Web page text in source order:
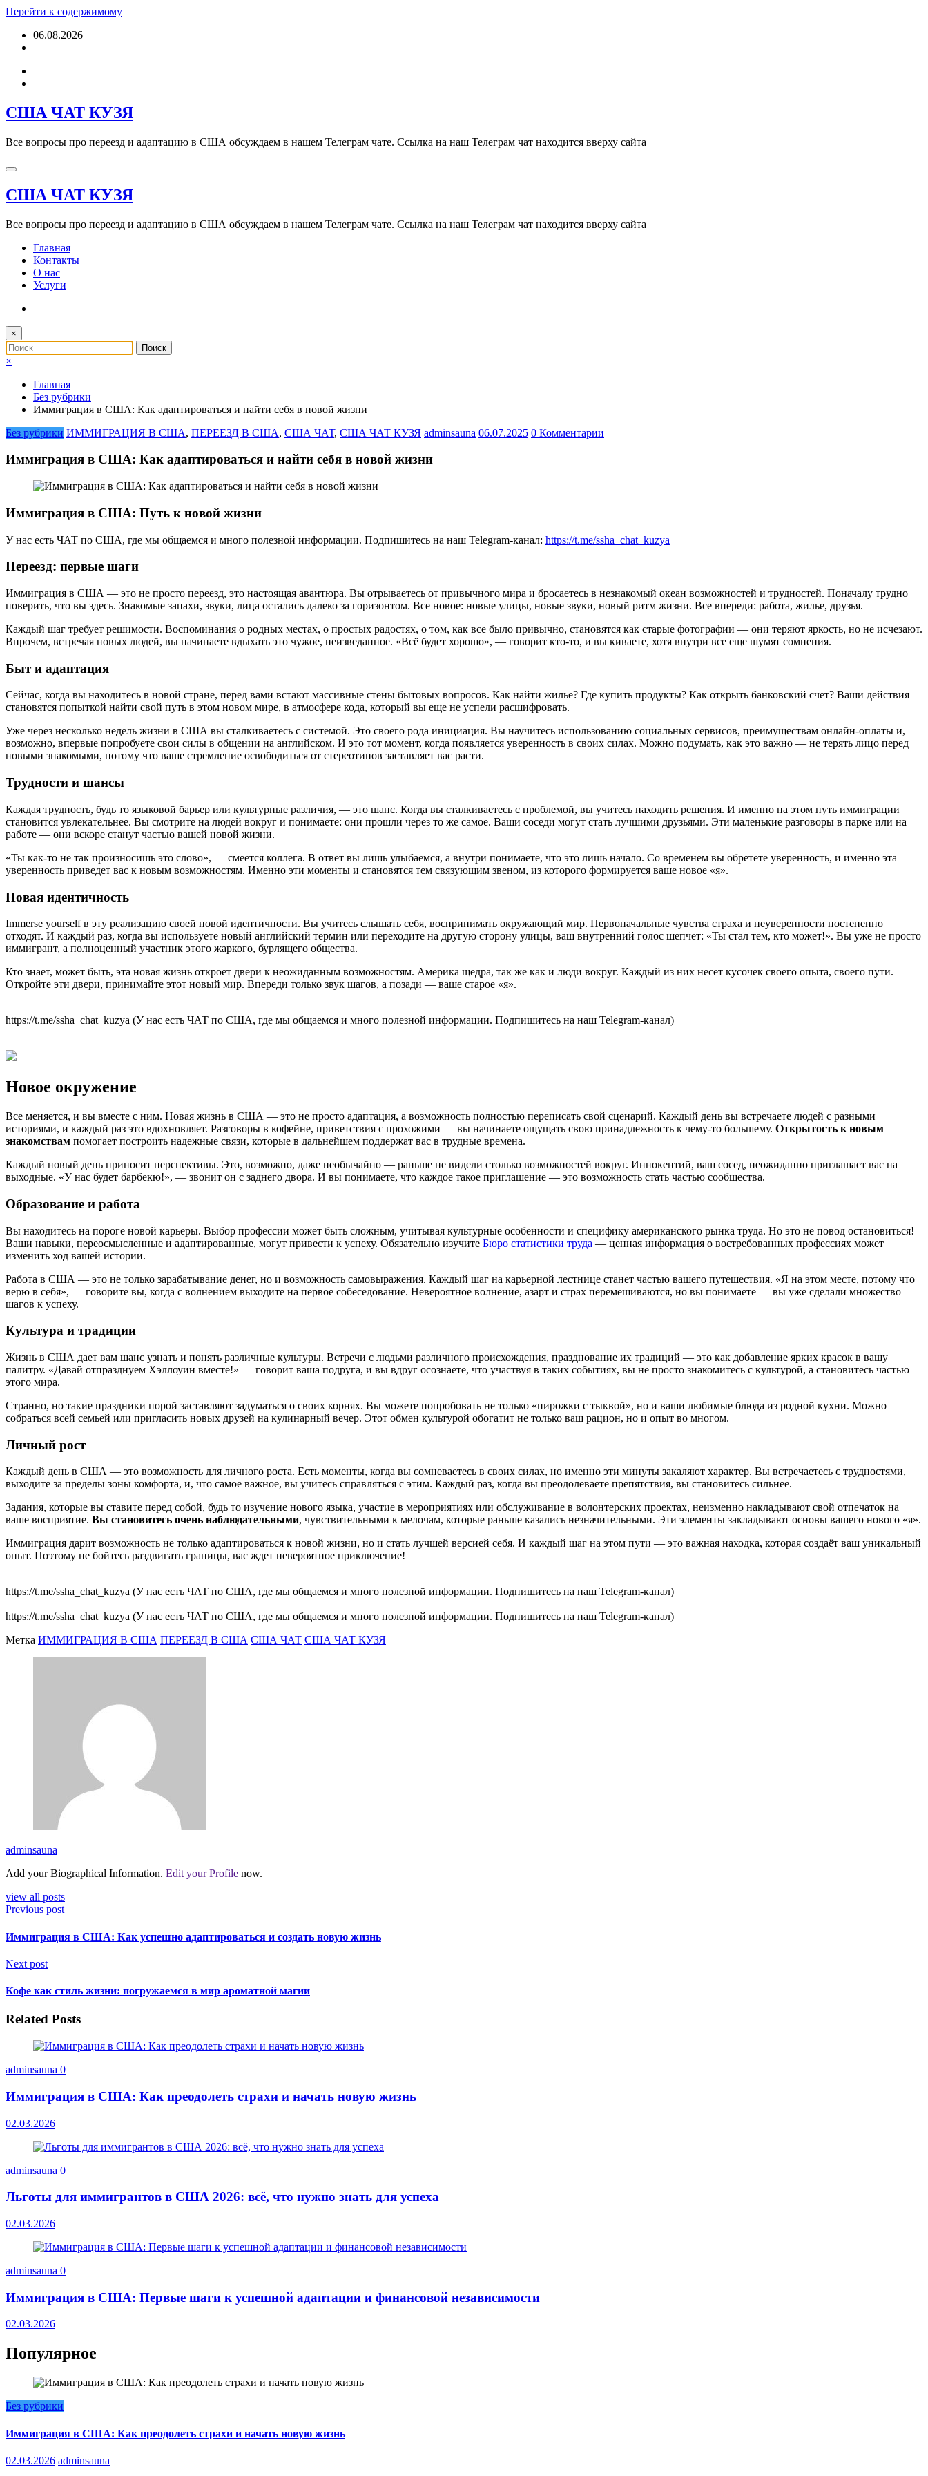
Перейти к содержимому
06.08.2026
США ЧАТ КУЗЯ
Все вопросы про переезд и адаптацию в США обсуждаем в нашем Телеграм чате. Ссылка на наш Телеграм чат находится вверху сайта
США ЧАТ КУЗЯ
Все вопросы про переезд и адаптацию в США обсуждаем в нашем Телеграм чате. Ссылка на наш Телеграм чат находится вверху сайта
Главная
Контакты
О нас
Услуги
×
×
Главная
Без рубрики
Иммиграция в США: Как адаптироваться и найти себя в новой жизни
Без рубрики ИММИГРАЦИЯ В США, ПЕРЕЕЗД В США, США ЧАТ, США ЧАТ КУЗЯ adminsauna 06.07.2025 0 Комментарии
Иммиграция в США: Как адаптироваться и найти себя в новой жизни
Иммиграция в США: Путь к новой жизни
У нас есть ЧАТ по США, где мы общаемся и много полезной информации. Подпишитесь на наш Telegram-канал: https://t.me/ssha_chat_kuzya
Переезд: первые шаги
Иммиграция в США — это не просто переезд, это настоящая авантюра. Вы отрываетесь от привычного мира и бросаетесь в незнакомый океан возможностей и трудностей. Поначалу трудно
поверить, что вы здесь. Знакомые запахи, звуки, лица остались далеко за горизонтом. Все новое: новые улицы, новые звуки, новый ритм жизни. Все впереди: работа, жилье, друзья.
Каждый шаг требует решимости. Воспоминания о родных местах, о простых радостях, о том, как все было привычно, становятся как старые фотографии — они теряют яркость, но не исчезают.
Впрочем, встречая новых людей, вы начинаете вдыхать это чужое, неизведанное. «Всё будет хорошо», — говорит кто-то, и вы киваете, хотя внутри все еще шумят сомнения.
Быт и адаптация
Сейчас, когда вы находитесь в новой стране, перед вами встают массивные стены бытовых вопросов. Как найти жилье? Где купить продукты? Как открыть банковский счет? Ваши действия
становятся попыткой найти свой путь в этом новом мире, в атмосфере кода, который вы еще не успели расшифровать.
Уже через несколько недель жизни в США вы сталкиваетесь с системой. Это своего рода инициация. Вы научитесь использованию социальных сервисов, преимуществам онлайн-оплаты и,
возможно, впервые попробуете свои силы в общении на английском. И это тот момент, когда появляется уверенность в своих силах. Можно подумать, как это важно — не терять лицо перед
новыми знакомыми, потому что ваше стремление освободиться от стереотипов заставляет вас расти.
Трудности и шансы
Каждая трудность, будь то языковой барьер или культурные различия, — это шанс. Когда вы сталкиваетесь с проблемой, вы учитесь находить решения. И именно на этом путь иммиграции
становится увлекательнее. Вы смотрите на людей вокруг и понимаете: они прошли через то же самое. Ваши соседи могут стать лучшими друзьями. Эти маленькие разговоры в парке или на
работе — они вскоре станут частью вашей новой жизни.
«Ты как-то не так произносишь это слово», — смеется коллега. В ответ вы лишь улыбаемся, а внутри понимаете, что это лишь начало. Со временем вы обретете уверенность, и именно эта
уверенность приведет вас к новым возможностям. Именно эти моменты и становятся тем связующим звеном, из которого формируется ваше новое «я».
Новая идентичность
Immerse yourself в эту реализацию своей новой идентичности. Вы учитесь слышать себя, воспринимать окружающий мир. Первоначальные чувства страха и неуверенности постепенно
отходят. И каждый раз, когда вы используете новый английский термин или переходите на другую сторону улицы, ваш внутренний голос шепчет: «Ты стал тем, кто может!». Вы уже не просто
иммигрант, а полноценный участник этого жаркого, бурлящего общества.
Кто знает, может быть, эта новая жизнь откроет двери к неожиданным возможностям. Америка щедра, так же как и люди вокруг. Каждый из них несет кусочек своего опыта, своего пути.
Откройте эти двери, принимайте этот новый мир. Впереди только звук шагов, а позади — ваше старое «я».
https://t.me/ssha_chat_kuzya (У нас есть ЧАТ по США, где мы общаемся и много полезной информации. Подпишитесь на наш Telegram-канал)
Новое окружение
Все меняется, и вы вместе с ним. Новая жизнь в США — это не просто адаптация, а возможность полностью переписать свой сценарий. Каждый день вы встречаете людей с разными
историями, и каждый раз это вдохновляет. Разговоры в кофейне, приветствия с прохожими — вы начинаете ощущать свою принадлежность к чему-то большему. Открытость к новым
знакомствам помогает построить надежные связи, которые в дальнейшем поддержат вас в трудные времена.
Каждый новый день приносит перспективы. Это, возможно, даже необычайно — раньше не видели столько возможностей вокруг. Иннокентий, ваш сосед, неожиданно приглашает вас на
выходные. «У нас будет барбекю!», — звонит он с заднего двора. И вы понимаете, что каждое такое приглашение — это возможность стать частью сообщества.
Образование и работа
Вы находитесь на пороге новой карьеры. Выбор профессии может быть сложным, учитывая культурные особенности и специфику американского рынка труда. Но это не повод остановиться!
Ваши навыки, переосмысленные и адаптированные, могут привести к успеху. Обязательно изучите Бюро статистики труда — ценная информация о востребованных профессиях может
изменить ход вашей истории.
Работа в США — это не только зарабатывание денег, но и возможность самовыражения. Каждый шаг на карьерной лестнице станет частью вашего путешествия. «Я на этом месте, потому что
верю в себя», — говорите вы, когда с волнением выходите на первое собеседование. Невероятное волнение, азарт и страх перемешиваются, но вы понимаете — вы уже сделали множество
шагов к успеху.
Культура и традиции
Жизнь в США дает вам шанс узнать и понять различные культуры. Встречи с людьми различного происхождения, празднование их традиций — это как добавление ярких красок в вашу
палитру. «Давай отпразднуем Хэллоуин вместе!» — говорит ваша подруга, и вы вдруг осознаете, что участвуя в таких событиях, вы не просто знакомитесь с культурой, а становитесь частью
этого мира.
Странно, но такие праздники порой заставляют задуматься о своих корнях. Вы можете попробовать не только «пирожки с тыквой», но и ваши любимые блюда из родной кухни. Можно
собраться всей семьей или пригласить новых друзей на кулинарный вечер. Этот обмен культурой обогатит не только ваш рацион, но и опыт во многом.
Личный рост
Каждый день в США — это возможность для личного роста. Есть моменты, когда вы сомневаетесь в своих силах, но именно эти минуты закаляют характер. Вы встречаетесь с трудностями,
выходите за пределы зоны комфорта, и, что самое важное, вы учитесь справляться с этим. Каждый раз, когда вы преодолеваете препятствия, вы становитесь сильнее.
Задания, которые вы ставите перед собой, будь то изучение нового языка, участие в мероприятиях или обслуживание в волонтерских проектах, неизменно накладывают свой отпечаток на
ваше восприятие. Вы становитесь очень наблюдательными, чувствительными к мелочам, которые раньше казались незначительными. Эти элементы закладывают основы вашего нового «я».
Иммиграция дарит возможность не только адаптироваться к новой жизни, но и стать лучшей версией себя. И каждый шаг на этом пути — это важная находка, которая создаёт ваш уникальный
опыт. Поэтому не бойтесь раздвигать границы, вас ждет невероятное приключение!
https://t.me/ssha_chat_kuzya (У нас есть ЧАТ по США, где мы общаемся и много полезной информации. Подпишитесь на наш Telegram-канал)
https://t.me/ssha_chat_kuzya (У нас есть ЧАТ по США, где мы общаемся и много полезной информации. Подпишитесь на наш Telegram-канал)
Метка ИММИГРАЦИЯ В США ПЕРЕЕЗД В США США ЧАТ США ЧАТ КУЗЯ
adminsauna
Add your Biographical Information. Edit your Profile now.
view all posts
Previous post
Иммиграция в США: Как успешно адаптироваться и создать новую жизнь
Next post
Кофе как стиль жизни: погружаемся в мир ароматной магии
Related Posts
adminsauna 0
Иммиграция в США: Как преодолеть страхи и начать новую жизнь
02.03.2026
adminsauna 0
Льготы для иммигрантов в США 2026: всё, что нужно знать для успеха
02.03.2026
adminsauna 0
Иммиграция в США: Первые шаги к успешной адаптации и финансовой независимости
02.03.2026
Популярное
Без рубрики
Иммиграция в США: Как преодолеть страхи и начать новую жизнь
02.03.2026 adminsauna